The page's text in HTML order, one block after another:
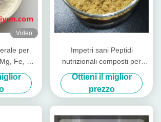
Video
per
Fe, Co,
Impetri sani Peptidi
nutrizionali composti per
animali da allevamento
Mucca suinetto
Ottieni il miglior
prezzo